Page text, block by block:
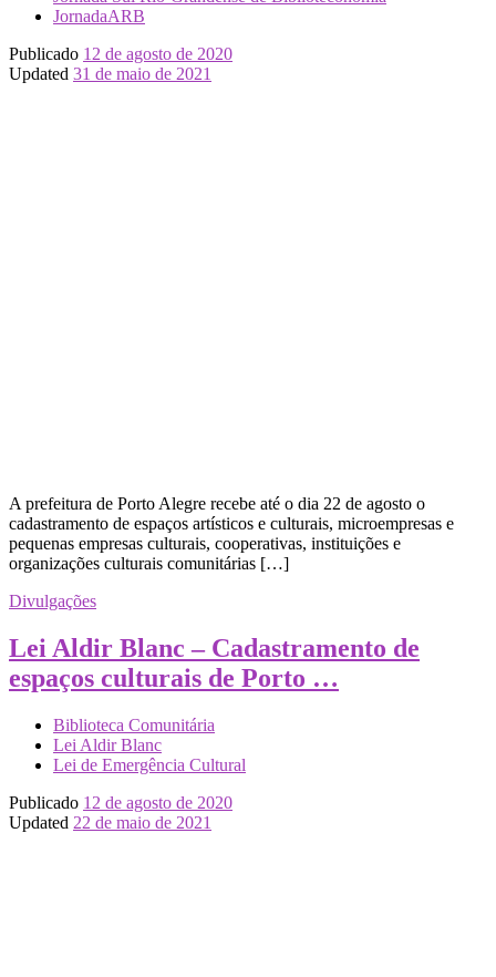
JornadaARB
Publicado 12 de agosto de 2020
Updated 31 de maio de 2021
A prefeitura de Porto Alegre recebe até o dia 22 de agosto o
cadastramento de espaços artísticos e culturais, microempresas e
pequenas empresas culturais, cooperativas, instituições e
organizações culturais comunitárias […]
Divulgações
Lei Aldir Blanc – Cadastramento de
espaços culturais de Porto …
Biblioteca Comunitária
Lei Aldir Blanc
Lei de Emergência Cultural
Publicado 12 de agosto de 2020
Updated 22 de maio de 2021